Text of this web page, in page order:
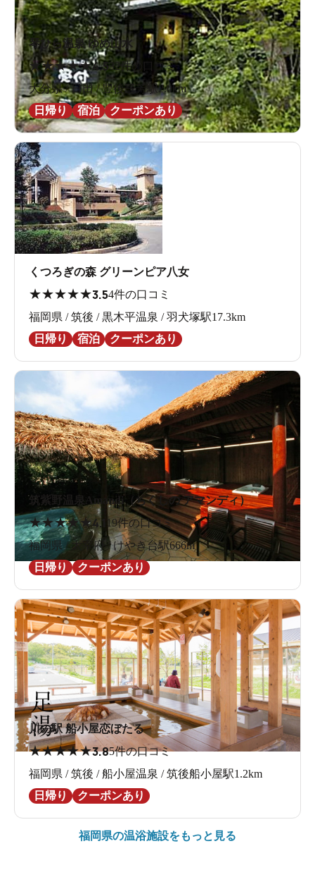
琴ひら温泉 ゆめ山水
★★★★★4.532件の口コミ
大分県 / 日田 / 豊後三芳駅2.0km
日帰り
宿泊 クーポンあり
くつろぎの森 グリーンピア八女
★★★★★3.54件の口コミ
福岡県 / 筑後 / 黒木平温泉 / 羽犬塚駅17.3km
日帰り
宿泊 クーポンあり
筑紫野温泉Amandi（ちくしの アマンディ）
★★★★★4.1
19件の口コミ
福岡県 / 太宰府 / けやき台駅666m
日帰り
クーポンあり
川の駅 船小屋恋ぼたる
★★★★★3.85件の口コミ
福岡県 / 筑後 / 船小屋温泉 / 筑後船小屋駅1.2km
日帰り
クーポンあり
福岡県の温浴施設をもっと見る